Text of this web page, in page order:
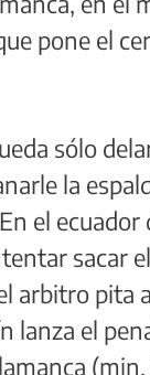
pone el
sólo
la
el
sacar
arbitro
lanza el
(min.